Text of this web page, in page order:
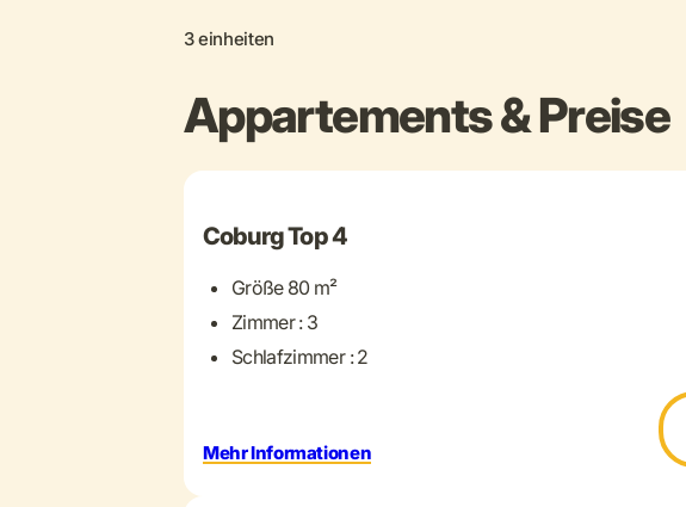
3 einheiten
Appartements & Preise
+ 13 mehr
Coburg Top 4
Größe 80 m²
Zimmer : 3
Schlafzimmer : 2
Mehr Informationen